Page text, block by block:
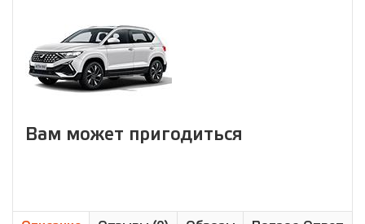
Вам может пригодиться